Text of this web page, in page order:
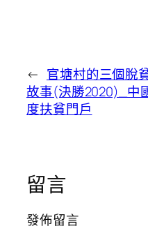
← 官塘村的三個脫
故事(決勝2020)_中
度扶貧門戶
留言
發佈留言